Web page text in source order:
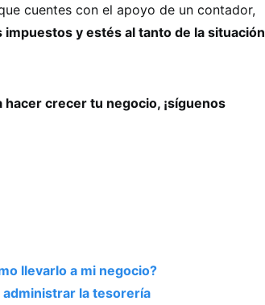
cuentes con el apoyo de un contador,
y estés al tanto de la situación
crecer tu negocio, ¡síguenos
llevarlo a mi negocio?
administrar la tesorería